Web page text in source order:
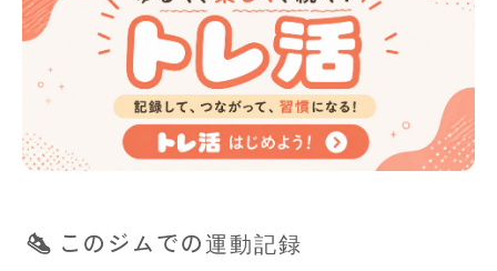
このジムでの運動記録